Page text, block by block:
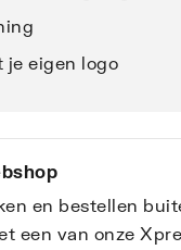
je eigen logo
en bestellen
een van onze